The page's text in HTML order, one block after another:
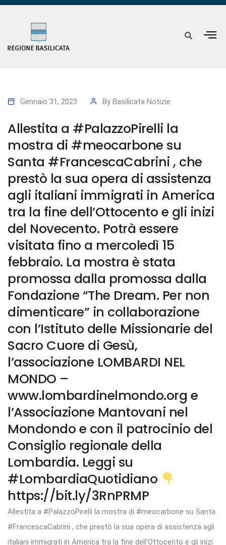
Gennaio 31, 2023 By Basilicata Notizie
Allestita a #PalazzoPirelli la
mostra di #meocarbone su
Santa #FrancescaCabrini , che
prestò la sua opera di assistenza
agli italiani immigrati in America
tra la fine dell’Ottocento e gli inizi
del Novecento. Potrà essere
visitata fino a mercoledì 15
febbraio. La mostra è stata
promossa dalla promossa dalla
Fondazione “The Dream. Per non
dimenticare” in collaborazione
con l’Istituto delle Missionarie del
Sacro Cuore di Gesù,
l’associazione LOMBARDI NEL
MONDO –
www.lombardinelmondo.org e
l’Associazione Mantovani nel
Mondondo e con il patrocinio del
Consiglio regionale della
Lombardia. Leggi su
#LombardiaQuotidiano
https://bit.ly/3RnPRMP
Allestita a #PalazzoPirelli la mostra di #meocarbone su Santa
#FrancescaCabrini , che prestò la sua opera di assistenza agli
italiani immigrati in America tra la fine dell’Ottocento e gli inizi